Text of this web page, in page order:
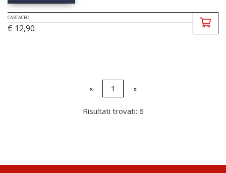
CARTACEO
€ 12,90
« 1 »
Risultati trovati: 6